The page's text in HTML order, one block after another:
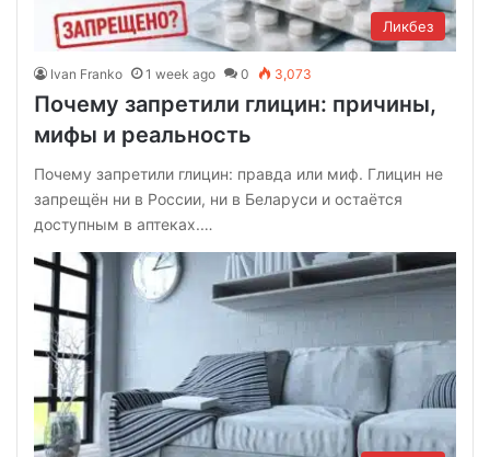
Ликбез
Ivan Franko 1 week ago 0 3,073
Почему запретили глицин: причины,
мифы и реальность
Почему запретили глицин: правда или миф. Глицин не
запрещён ни в России, ни в Беларуси и остаётся
доступным в аптеках.…